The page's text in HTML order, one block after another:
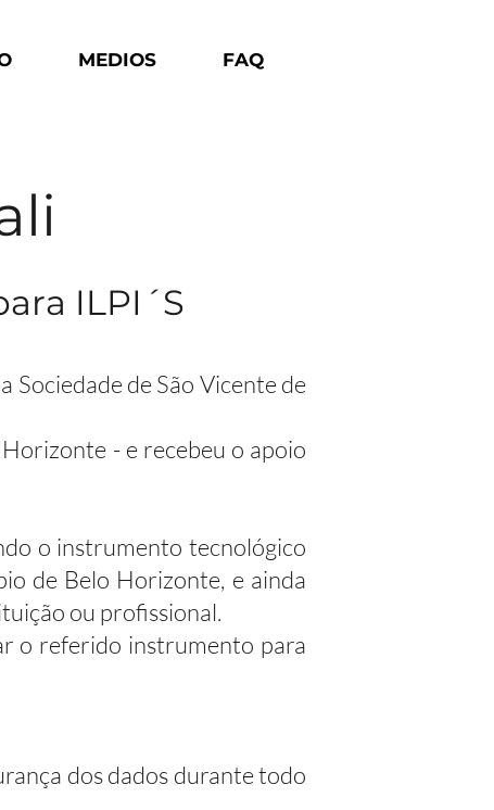
MEDIOS FAQ
ILPI´S
de São Vicente de
- e recebeu o apoio
o instrumento tecnológico
de Belo Horizonte, e ainda
ou profissional.
o referido instrumento para
dos dados durante todo